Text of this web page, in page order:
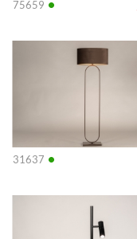
75659 •
31637 •
Info
Info